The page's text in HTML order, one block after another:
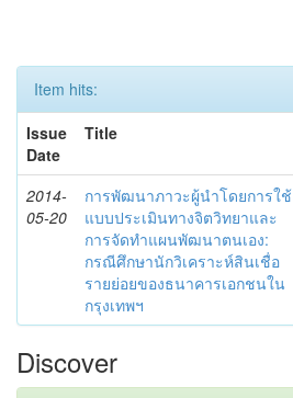
Item hits:
Issue
Date
Title
2014-
05-20
การพัฒนาภาวะผู้นำโดยการใช้
แบบประเมินทางจิตวิทยาและ
การจัดทำแผนพัฒนาตนเอง:
กรณีศึกษานักวิเคราะห์สินเชื่อ
รายย่อยของธนาคารเอกชนใน
กรุงเทพฯ
Discover